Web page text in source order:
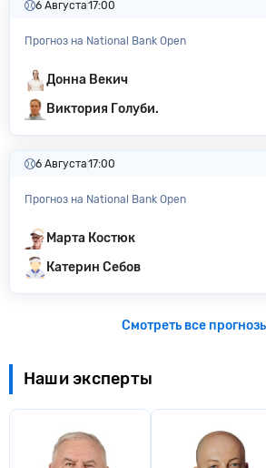
6 Августа17:00
Прогноз на National Bank Open
Донна Векич
Виктория Голуби.
6 Августа17:00
Прогноз на National Bank Open
Марта Костюк
Катерин Себов
Смотреть все
Наши эксперты